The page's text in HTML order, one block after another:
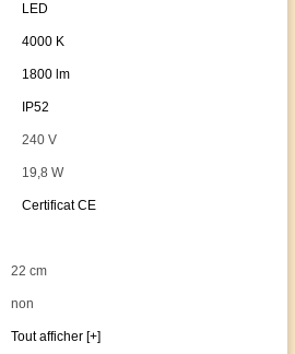
LED
4000 K
1800 lm
IP52
240 V
19,8 W
Certificat CE
22 cm
non
Tout afficher [+]